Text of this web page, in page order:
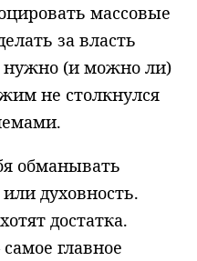
массовые
за власть
нужно (и можно ли)
не столкнулся
обманывать
духовность.
достатка.
главное